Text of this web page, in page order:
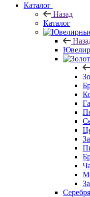
Каталог
Назад
Каталог